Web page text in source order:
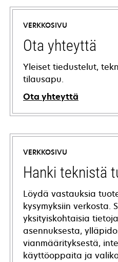
VERKKOSIVU
Ota yhteyttä
Yleiset tiedustelut,
tilausapu.
Ota yhteyttä
VERKKOSIVU
Hanki teknistä
Löydä vastauksia
kysymyksiin verkosta.
yksityiskohtaisia
asennuksesta,
vianmäärityksestä,
käyttöoppaita ja